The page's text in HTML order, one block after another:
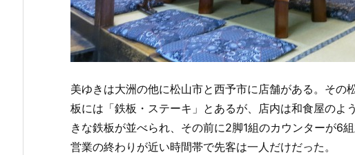
美ゆきは大洲の他に松山市と西予市に店舗がある。その
板には「鉄板・ステーキ」とあるが、店内は和食屋のよ
きな鉄板が並べられ、その前に2脚1組のカウンターが6
営業の終わりが近い時間帯で先客は一人だけだった。